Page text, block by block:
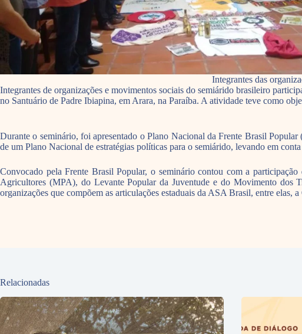
Integrantes das
Integrantes de organizações e movimentos sociais do semiárido brasileiro
no Santuário de Padre Ibiapina, em Arara, na Paraíba. A atividade teve
Durante o seminário, foi apresentado o Plano Nacional da Frente Brasil
de um Plano Nacional de estratégias políticas para o semiárido, levando em
Convocado pela Frente Brasil Popular, o seminário contou com a
Agricultores (MPA), do Levante Popular da Juventude e do Movimento dos
organizações que compõem as articulações estaduais da ASA Brasil, entre
Relacionadas